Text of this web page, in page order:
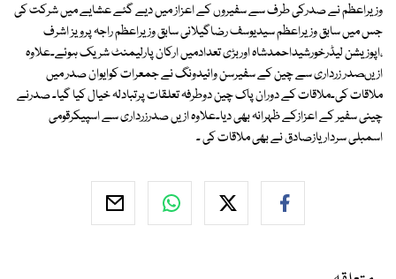
وزیراعظم نے صدرکی طرف سے سفیروں کے اعزاز میں دیے گئے عشایے میں شرکت کی
جس میں سابق وزیراعظم سیدیوسف رضاگیلانی سابق وزیراعظم راجہ پرویز اشرف
،اپوزیشن لیڈرخورشیداحمدشاہ اوربڑی تعدادمیں ارکان پارلیمنٹ شریک ہوئے۔علاوہ
ازیںصدر زرداری سے چین کے سفیرسن وائیدونگ نے جمعرات کوایوان صدر میں
ملاقات کی۔ملاقات کے دوران پاک چین دوطرفہ تعلقات پرتبادلہ خیال کیا گیا۔ صدرنے
چینی سفیر کے اعزازکے ظہرانہ بھی دیا۔علاوہ ازیں صدرزرداری سے اسپیکرقومی
اسمبلی سرداریازصادق نے بھی ملاقات کی ۔